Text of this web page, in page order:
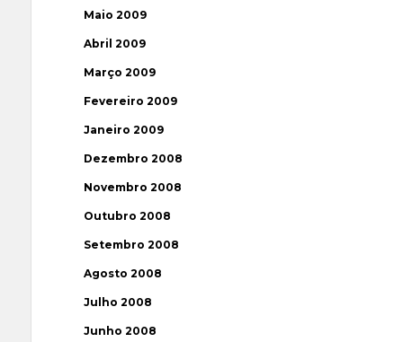
Maio 2009
Abril 2009
Março 2009
Fevereiro 2009
Janeiro 2009
Dezembro 2008
Novembro 2008
Outubro 2008
Setembro 2008
Agosto 2008
Julho 2008
Junho 2008